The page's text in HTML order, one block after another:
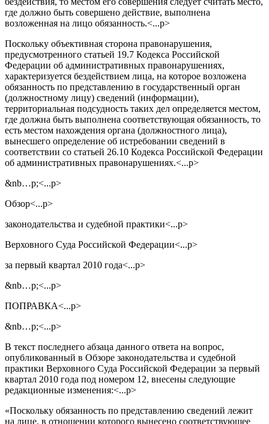
где должно быть совершено действие, выполнена
возложенная на лицо обязанность.<...p>
Поскольку объективная сторона правонарушения,
предусмотренного статьей 19.7 Кодекса Российской
Федерации об административных правонарушениях,
характеризуется бездействием лица, на которое возложена
обязанность по представлению в государственный орган
(должностному лицу) сведений (информации),
территориальная подсудность таких дел определяется местом,
где должна быть выполнена соответствующая обязанность, то
есть местом нахождения органа (должностного лица),
вынесшего определение об истребовании сведений в
соответствии со статьей 26.10 Кодекса Российской Федерации
об административных правонарушениях.<...p>
&nb…p;<...p>
Обзор<...p>
законодательства и судебной практики<...p>
Верховного Суда Российской Федерации<...p>
за первый квартал 2010 года<...p>
&nb…p;<...p>
ПОПРАВКА<...p>
&nb…p;<...p>
В текст последнего абзаца данного ответа на вопрос,
опубликованный в Обзоре законодательства и судебной
практики Верховного Суда Российской Федерации за первый
квартал 2010 года под номером 12, внесены следующие
редакционные изменения:<...p>
«Поскольку обязанность по представлению сведений лежит
на лице, в отношении которого вынесено соответствующее